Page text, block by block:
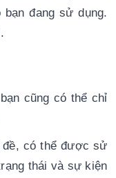
đang sử dụng.
cũng có thể chỉ
đề, có thể được sử
thái và sự kiện